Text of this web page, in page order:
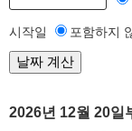
시작일 포함하지
2026년 12월 20일